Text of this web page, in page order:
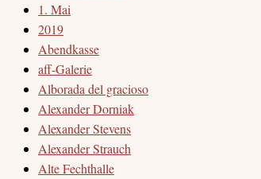
1. Mai
2019
Abendkasse
aff-Galerie
Alborada del gracioso
Alexander Dorniak
Alexander Stevens
Alexander Strauch
Alte Fechthalle